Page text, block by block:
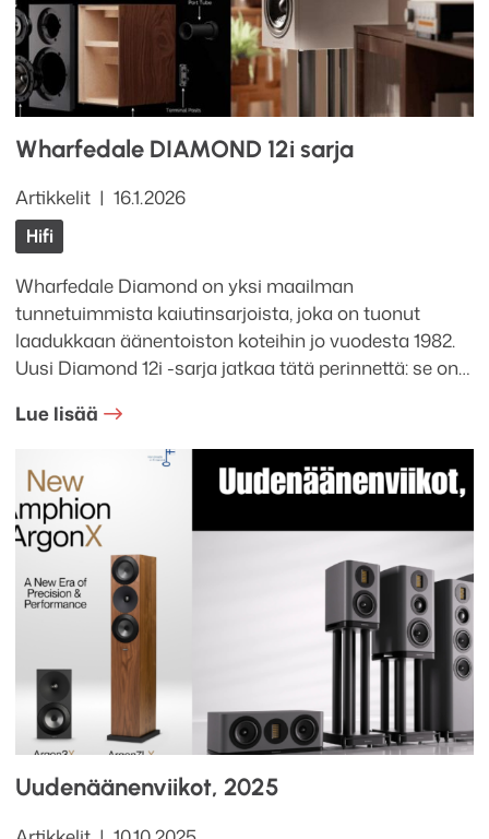
Wharfedale DIAMOND 12i sarja
Kategoriat
Artikkelit Julkaistu
16.1.2026
Tagit
Hifi
Wharfedale Diamond on yksi maailman
tunnetuimmista kaiutinsarjoista, joka on tuonut
laadukkaan äänentoiston koteihin jo vuodesta 1982.
Uusi Diamond 12i -sarja jatkaa tätä perinnettä: se on…
Lue lisää
Uudenäänenviikot, 2025